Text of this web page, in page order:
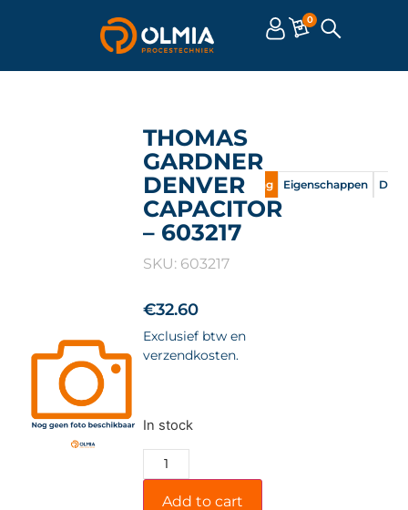
0
THOMAS
GARDNER
DENVER
CAPACITOR
– 603217
SKU: 603217
€32.60
Exclusief btw en
verzendkosten.
In stock
Add to cart
Omschrijving Eigenschappen